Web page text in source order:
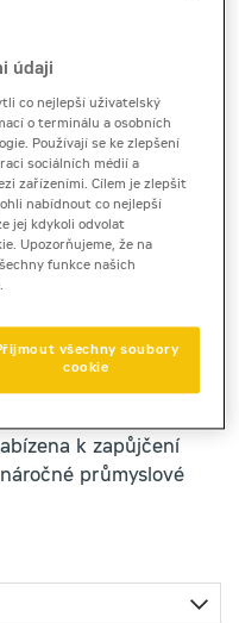
elektrocentrála
GEP 700
k zapůjčení
průmyslové
údaji
co nejlepší uživatelský
o terminálu a osobních
Používají se ke zlepšení
sociálních médií a
zařízeními. Cílem je zlepšit
nabídnout co nejlepší
jej kdykoli odvolat
Upozorňujeme, že na
funkce našich
všechny soubory
cookie